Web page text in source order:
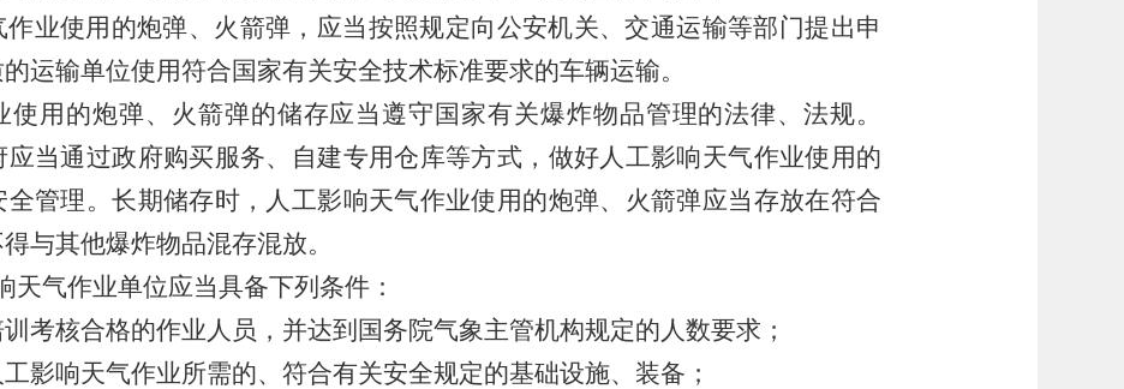
业使用的炮弹、火箭弹，应当按照规定向公安机关、交通运输等部门提出申
运输单位使用符合国家有关安全技术标准要求的车辆运输。
使用的炮弹、火箭弹的储存应当遵守国家有关爆炸物品管理的法律、法规。
当通过政府购买服务、自建专用仓库等方式，做好人工影响天气作业使用的
管理。长期储存时，人工影响天气作业使用的炮弹、火箭弹应当存放在符合
与其他爆炸物品混存混放。
天气作业单位应当具备下列条件：
训考核合格的作业人员，并达到国务院气象主管机构规定的人数要求；
工影响天气作业所需的、符合有关安全规定的基础设施、装备；